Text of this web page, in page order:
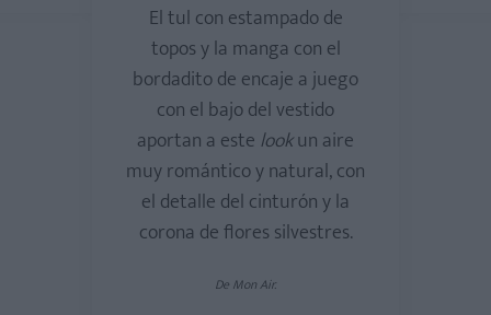
El tul con estampado de
topos y la manga con el
bordadito de encaje a juego
con el bajo del vestido
aportan a este lookun aire
muy romántico y natural, con
el detalle del cinturón y la
corona de flores silvestres.
De Mon Air.